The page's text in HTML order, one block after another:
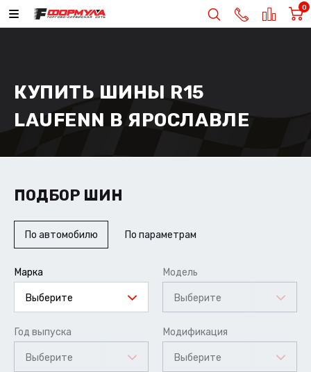
0
КУПИТЬ ШИНЫ R15
LAUFENN В ЯРОСЛАВЛЕ
ПОДБОР ШИН
По автомобилю По параметрам
Марка
Выберите
Модель
Выберите
Год выпуска
Выберите
Модификация
Выберите